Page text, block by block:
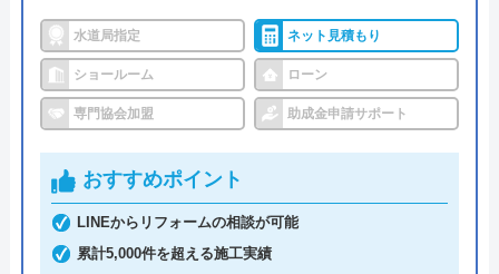
ハウスラボホーム の基本情報
代表者 丸山英利
水道局指定 ネット見積もり
ショールーム ローン
専門協会加盟 助成金申請サポート
おすすめポイント
LINEからリフォームの相談が可能
累計5,000件を超える施工実績